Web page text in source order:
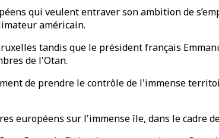
qui veulent entraver son ambition de
américain.
tandis que le président français
de l'Otan.
de prendre le contrôle de l'immense
européens sur l'immense île, dans le cadre